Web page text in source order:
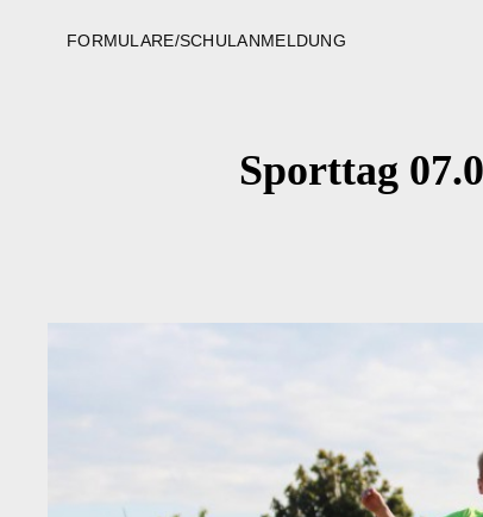
FORMULARE/SCHULANMELDUNG
Sporttag